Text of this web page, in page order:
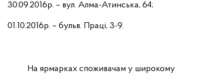
30.09.2016р. – вул. Алма-Атинська, 64;
01.10.2016р. – бульв. Праці, 3-9.
На ярмарках споживачам у широкому